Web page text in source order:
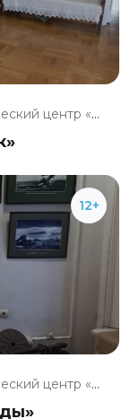
Музейно-краеведческий центр «Д...
12+
Музейно-краеведческий центр «Д...